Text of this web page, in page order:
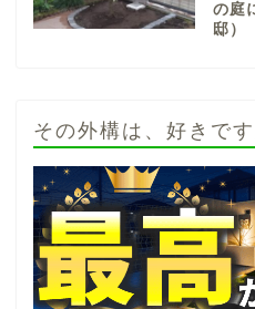
の庭
邸）
その外構は、好きです